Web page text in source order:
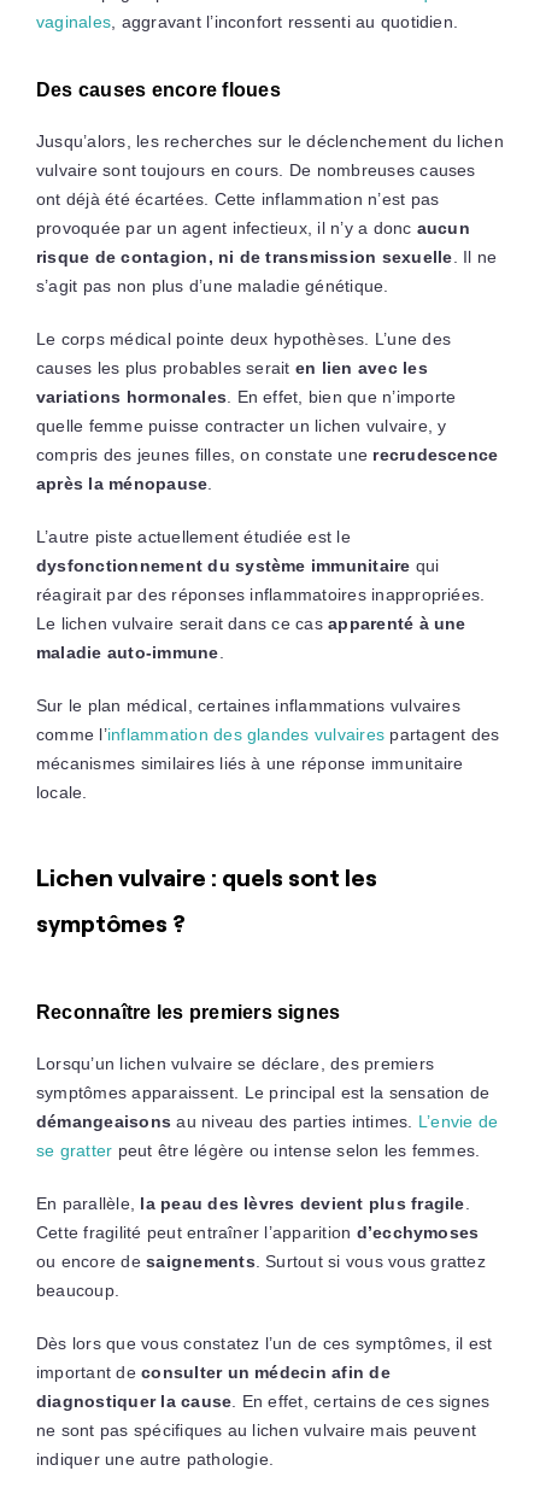
vaginales , aggravant l’inconfort ressenti au quotidien.
Des causes encore floues
Jusqu’alors, les recherches sur le déclenchement du lichen
vulvaire sont toujours en cours. De nombreuses causes
ont déjà été écartées. Cette inflammation n’est pas
provoquée par un agent infectieux, il n’y a donc aucun
risque de contagion, ni de transmission sexuelle . Il ne
s’agit pas non plus d’une maladie génétique.
Le corps médical pointe deux hypothèses. L’une des
causes les plus probables serait en lien avec les
variations hormonales . En effet, bien que n’importe
quelle femme puisse contracter un lichen vulvaire, y
compris des jeunes filles, on constate une recrudescence
après la ménopause
L’autre piste actuellement étudiée est le
dysfonctionnement du système immunitaire qui
réagirait par des réponses inflammatoires inappropriées.
Le lichen vulvaire serait dans ce casapparenté à une
maladie auto-immune
Sur le plan médical, certaines inflammations vulvaires
comme l’inflammation des glandes vulvaires partagent des
mécanismes similaires liés à une réponse immunitaire
locale.
Lichen vulvaire : quels sont les
symptômes ?
Reconnaître les premiers signes
Lorsqu’un lichen vulvaire se déclare, des premiers
symptômes apparaissent. Le principal est la sensation de
démangeaisons au niveau des parties intimes. L’envie de
se gratter peut être légère ou intense selon les femmes.
En parallèle, la peau des lèvres devient plus fragile
Cette fragilité peut entraîner l’apparition d’ecchymoses
ou encore desaignements . Surtout si vous vous grattez
beaucoup.
Dès lors que vous constatez l’un de ces symptômes, il est
important deconsulter un médecin afin de
diagnostiquer la cause . En effet, certains de ces signes
ne sont pas spécifiques au lichen vulvaire mais peuvent
indiquer une autre pathologie.